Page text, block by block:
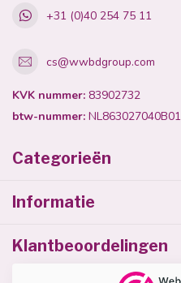
+31 (0)40 254 75 11
cs@wwbdgroup.com
KVK nummer: 83902732
btw-nummer: NL863027040B01
Categorieën
Informatie
Klantbeoordelingen